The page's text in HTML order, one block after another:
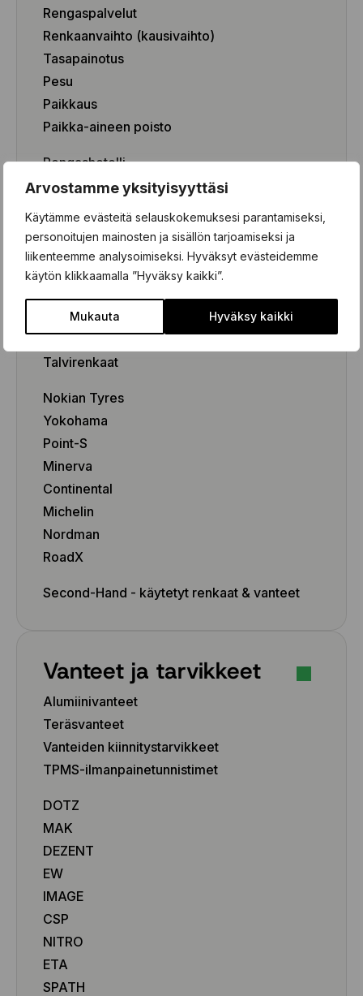
Arvostamme yksityisyyttäsi
Käytämme evästeitä selauskokemuksesi parantamiseksi,
personoitujen mainosten ja sisällön tarjoamiseksi ja
liikenteemme analysoimiseksi. Hyväksyt evästeidemme
käytön klikkaamalla ”Hyväksy kaikki”.
Mukauta Hyväksy kaikki
Rengaspalvelut
Renkaanvaihto (kausivaihto)
Tasapainotus
Pesu
Paikkaus
Paikka-aineen poisto
Rengashotelli
Henkilöauto
Renkaat
Renkaat
Kesärenkaat
Talvirenkaat
Nokian Tyres
Yokohama
Point-S
Minerva
Continental
Michelin
Nordman
RoadX
Second-Hand - käytetyt renkaat & vanteet
Vanteet ja tarvikkeet
Alumiinivanteet
Teräsvanteet
Vanteiden kiinnitystarvikkeet
TPMS-ilmanpainetunnistimet
DOTZ
MAK
DEZENT
EW
IMAGE
CSP
NITRO
ETA
SPATH